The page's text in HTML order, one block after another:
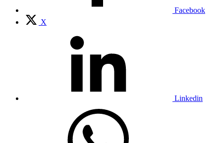
Facebook
X
Linkedin